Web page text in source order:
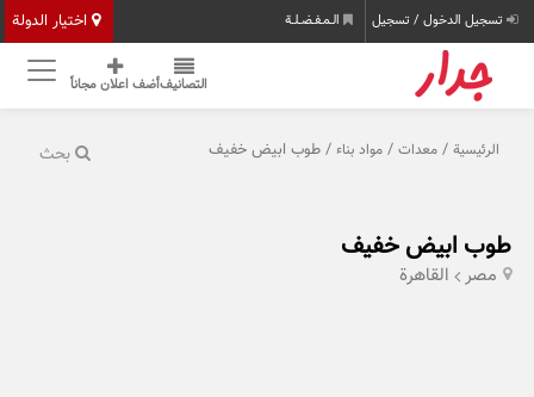
اختيار الدولة تسجيل الدخول / تسجيل الـمـفـضـلـة
التصانيفأضف اعلان مجاناً
بحث الرئيسية /معدات /مواد بناء / طوب ابيض خفيف
طوب ابيض خفيف
مصر القاهرة